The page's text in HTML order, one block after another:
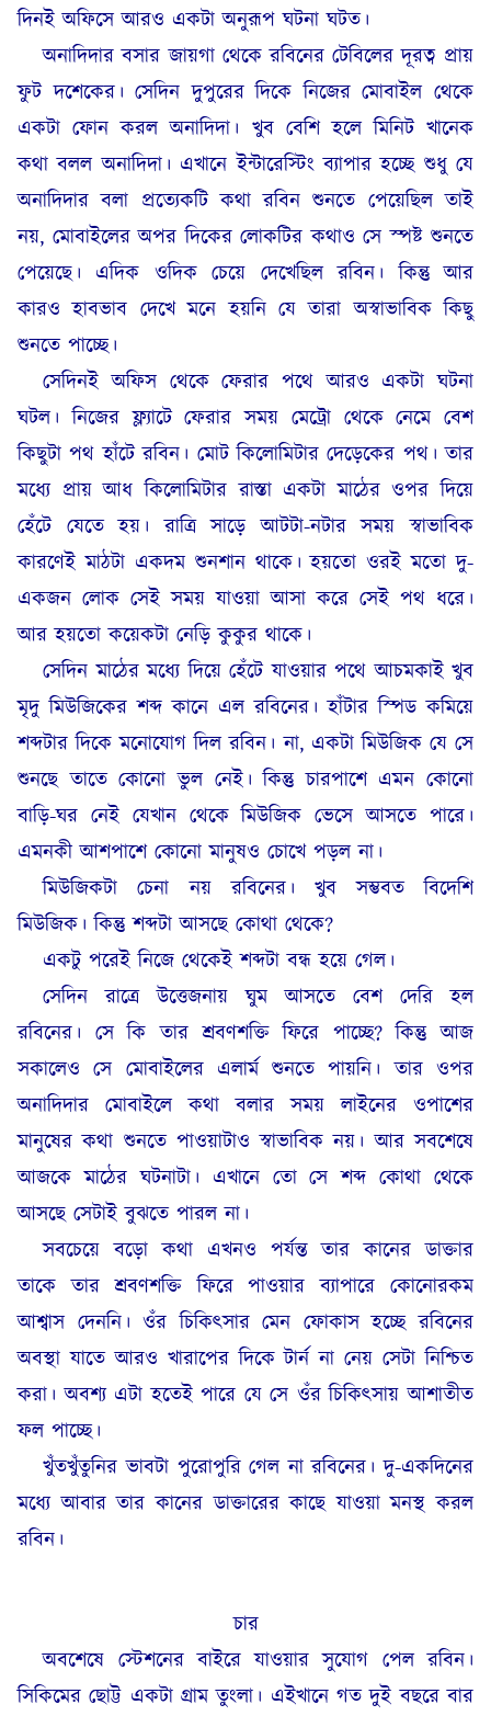
দিনই অফিসে আরও একটা অনুরূপ ঘটনা ঘটত।
অনাদিদার বসার জায়গা থেকে রবিনের টেবিলের দূরত্ব প্রায়
ফুট দশেকের। সেদিন দুপুরের দিকে নিজের মোবাইল থেকে
একটা ফোন করল অনাদিদা। খুব বেশি হলে মিনিট খানেক
কথা বলল অনাদিদা। এখানে ইন্টারেস্টিং ব্যাপার হচ্ছে শুধু যে
অনাদিদার বলা প্রত্যেকটি কথা রবিন শুনতে পেয়েছিল তাই
নয়, মোবাইলের অপর দিকের লোকটির কথাও সে স্পষ্ট শুনতে
পেয়েছে। এদিক ওদিক চেয়ে দেখেছিল রবিন। কিন্তু আর
কারও হাবভাব দেখে মনে হয়নি যে তারা অস্বাভাবিক কিছু
শুনতে পাচ্ছে।
সেদিনই অফিস থেকে ফেরার পথে আরও একটা ঘটনা
ঘটল। নিজের ফ্ল্যাটে ফেরার সময় মেট্রো থেকে নেমে বেশ
কিছুটা পথ হাঁটে রবিন। মোট কিলোমিটার দেড়েকের পথ। তার
মধ্যে প্রায় আধ কিলোমিটার রাস্তা একটা মাঠের ওপর দিয়ে
হেঁটে যেতে হয়। রাত্রি সাড়ে আটটা-নটার সময় স্বাভাবিক
কারণেই মাঠটা একদম শুনশান থাকে। হয়তো ওরই মতো দু-
একজন লোক সেই সময় যাওয়া আসা করে সেই পথ ধরে।
আর হয়তো কয়েকটা নেড়ি কুকুর থাকে।
সেদিন মাঠের মধ্যে দিয়ে হেঁটে যাওয়ার পথে আচমকাই খুব
মৃদু মিউজিকের শব্দ কানে এল রবিনের। হাঁটার স্পিড কমিয়ে
শব্দটার দিকে মনোযোগ দিল রবিন। না, একটা মিউজিক যে সে
শুনছে তাতে কোনো ভুল নেই। কিন্তু চারপাশে এমন কোনো
বাড়ি-ঘর নেই যেখান থেকে মিউজিক ভেসে আসতে পারে।
এমনকী আশপাশে কোনো মানুষও চোখে পড়ল না।
মিউজিকটা চেনা নয় রবিনের। খুব সম্ভবত বিদেশি
মিউজিক। কিন্তু শব্দটা আসছে কোথা থেকে?
একটু পরেই নিজে থেকেই শব্দটা বন্ধ হয়ে গেল।
সেদিন রাত্রে উত্তেজনায় ঘুম আসতে বেশ দেরি হল
রবিনের। সে কি তার শ্রবণশক্তি ফিরে পাচ্ছে? কিন্তু আজ
সকালেও সে মোবাইলের এলার্ম শুনতে পায়নি। তার ওপর
অনাদিদার মোবাইলে কথা বলার সময় লাইনের ওপাশের
মানুষের কথা শুনতে পাওয়াটাও স্বাভাবিক নয়। আর সবশেষে
আজকে মাঠের ঘটনাটা। এখানে তো সে শব্দ কোথা থেকে
আসছে সেটাই বুঝতে পারল না।
সবচেয়ে বড়ো কথা এখনও পর্যন্ত তার কানের ডাক্তার
তাকে তার শ্রবণশক্তি ফিরে পাওয়ার ব্যাপারে কোনোরকম
আশ্বাস দেননি। ওঁর চিকিৎসার মেন ফোকাস হচ্ছে রবিনের
অবস্থা যাতে আরও খারাপের দিকে টার্ন না নেয় সেটা নিশ্চিত
করা। অবশ্য এটা হতেই পারে যে সে ওঁর চিকিৎসায় আশাতীত
ফল পাচ্ছে।
খুঁতখুঁতুনির ভাবটা পুরোপুরি গেল না রবিনের। দু-একদিনের
মধ্যে আবার তার কানের ডাক্তারের কাছে যাওয়া মনস্থ করল
রবিন।
চার
অবশেষে স্টেশনের বাইরে যাওয়ার সুযোগ পেল রবিন।
সিকিমের ছোট্ট একটা গ্রাম তুংলা। এইখানে গত দুই বছরে বার